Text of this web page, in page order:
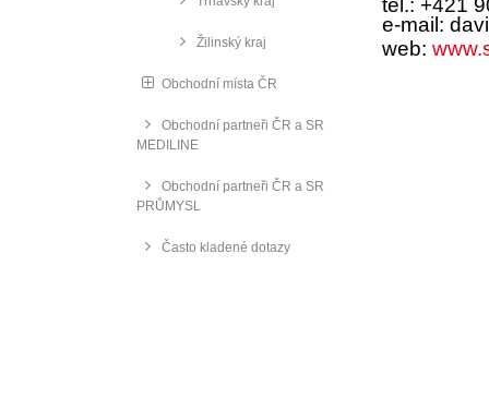
Žilinský kraj
Obchodní místa ČR
Obchodní partneři ČR a SR
MEDILINE
Obchodní partneři ČR a SR
PRŮMYSL
Často kladené dotazy
tel.: +421
e-mail:
web: